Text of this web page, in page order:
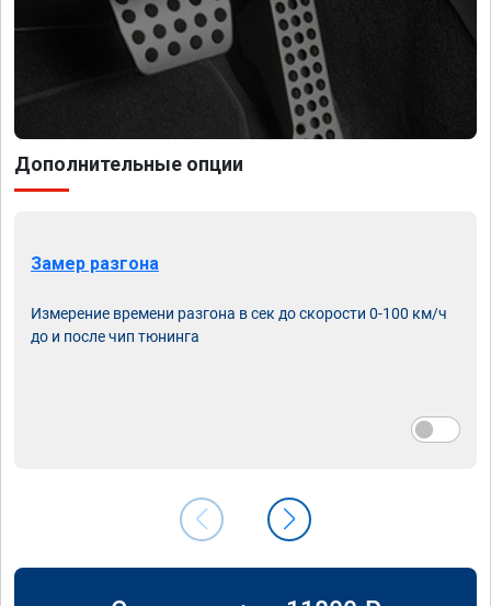
Дополнительные опции
Замер разгона
Измерение времени разгона в сек до скорости 0-100 км/ч
до и после чип тюнинга